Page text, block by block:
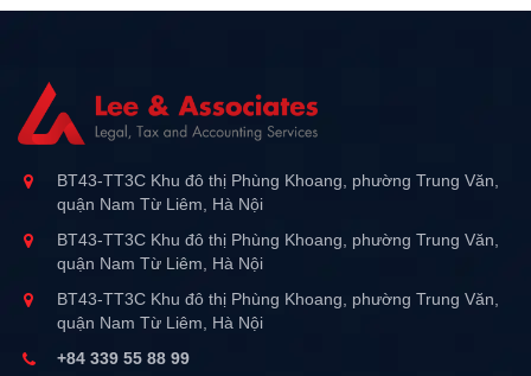
BT43-TT3C Khu đô thị Phùng Khoang, phường Trung Văn,
quận Nam Từ Liêm, Hà Nội
BT43-TT3C Khu đô thị Phùng Khoang, phường Trung Văn,
quận Nam Từ Liêm, Hà Nội
BT43-TT3C Khu đô thị Phùng Khoang, phường Trung Văn,
quận Nam Từ Liêm, Hà Nội
+84 339 55 88 99